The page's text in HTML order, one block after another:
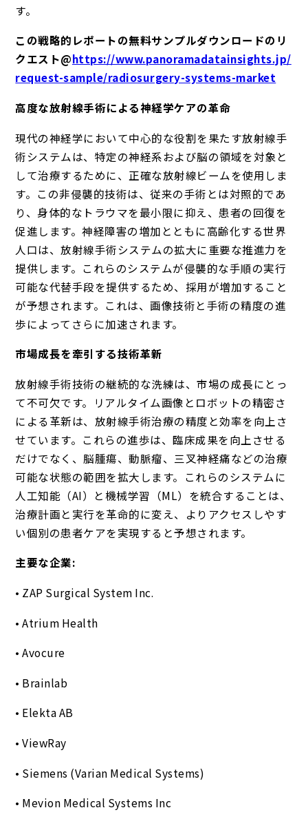
す。
この戦略的レポートの無料サンプルダウンロードのリ
クエスト@https://www.panoramadatainsights.jp/
request-sample/radiosurgery-systems-market
高度な放射線手術による神経学ケアの革命
現代の神経学において中心的な役割を果たす放射線手
術システムは、特定の神経系および脳の領域を対象と
して治療するために、正確な放射線ビームを使用しま
す。この非侵襲的技術は、従来の手術とは対照的であ
り、身体的なトラウマを最小限に抑え、患者の回復を
促進します。神経障害の増加とともに高齢化する世界
人口は、放射線手術システムの拡大に重要な推進力を
提供します。これらのシステムが侵襲的な手順の実行
可能な代替手段を提供するため、採用が増加すること
が予想されます。これは、画像技術と手術の精度の進
歩によってさらに加速されます。
市場成長を牽引する技術革新
放射線手術技術の継続的な洗練は、市場の成長にとっ
て不可欠です。リアルタイム画像とロボットの精密さ
による革新は、放射線手術治療の精度と効率を向上さ
せています。これらの進歩は、臨床成果を向上させる
だけでなく、脳腫瘍、動脈瘤、三叉神経痛などの治療
可能な状態の範囲を拡大します。これらのシステムに
人工知能（AI）と機械学習（ML）を統合することは、
治療計画と実行を革命的に変え、よりアクセスしやす
い個別の患者ケアを実現すると予想されます。
主要な企業:
• ZAP Surgical System Inc.
• Atrium Health
• Avocure
• Brainlab
• Elekta AB
• ViewRay
• Siemens (Varian Medical Systems)
• Mevion Medical Systems Inc